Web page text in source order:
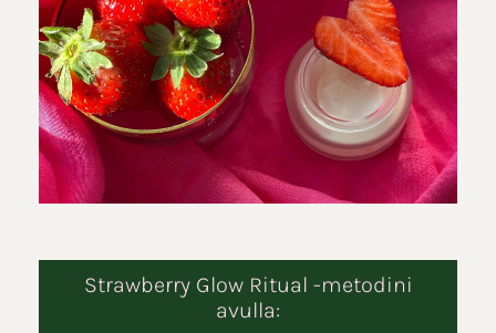
Strawberry Glow Ritual -metodini
avulla: